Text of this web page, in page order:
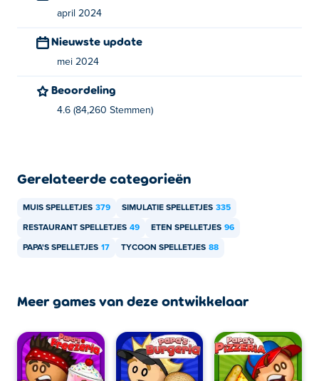
Hoe kan ik Papa's Donuteria gratis spelen?
Je kunt Papa's Donuteria gratis spelen op Poki.
apparaten en desktop?
april 2024
Nieuwste update
mei 2024
Beoordeling
4.6 (84,260 Stemmen)
Gerelateerde categorieën
MUIS SPELLETJES 379 SIMULATIE SPELLETJES 335
RESTAURANT SPELLETJES 49 ETEN SPELLETJES 96
PAPA'S SPELLETJES 17 TYCOON SPELLETJES 88
Meer games van deze ontwikkelaar